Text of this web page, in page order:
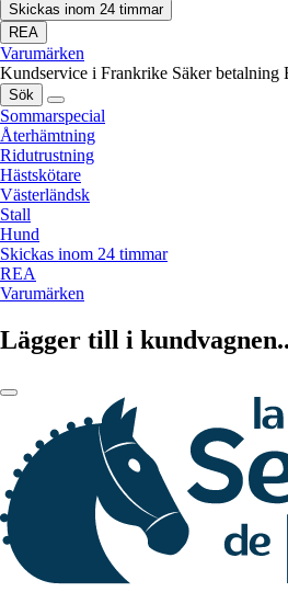
Skickas inom 24 timmar
REA
Varumärken
Kundservice i Frankrike Säker betalning
Sök
Sommarspecial
Återhämtning
Ridutrustning
Hästskötare
Västerländsk
Stall
Hund
Skickas inom 24 timmar
REA
Varumärken
Lägger till i